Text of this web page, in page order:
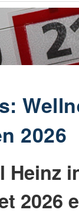
2026
Heinz
2026